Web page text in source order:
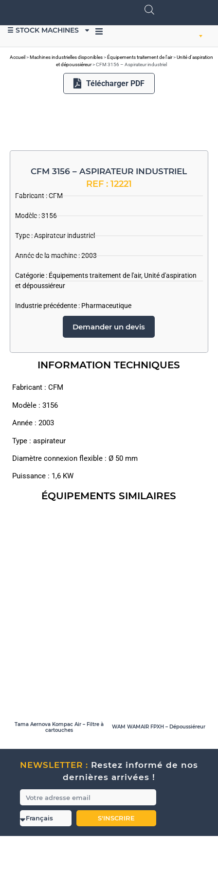
☰ STOCK MACHINES
Accueil >Machines industrielles disponibles>Équipements traitement de l'air>Unité d'aspiration
et dépoussiéreur>CFM 3156 – Aspirateur industriel
Télécharger PDF
CFM 3156 – ASPIRATEUR INDUSTRIEL
REF : 12221
Fabricant :CFM
Modèle : 3156
Type : Aspirateur industriel
Année de la machine : 2003
Catégorie : Équipements traitement de l'air, Unité d'aspiration
et dépoussiéreur
Industrie précédente : Pharmaceutique
Demander un devis
INFORMATION TECHNIQUES
Fabricant : CFM
Modèle : 3156
Année : 2003
Type : aspirateur
Diamètre connexion flexible : Ø 50 mm
Puissance : 1,6 KW
ÉQUIPEMENTS SIMILAIRES
Tama Aernova Kompac Air – Filtre à
cartouches
WAM WAMAIR FPXH – Dépoussiéreur
NEWSLETTER : Restez informé de nos
dernières arrivées !
S'INSCRIRE